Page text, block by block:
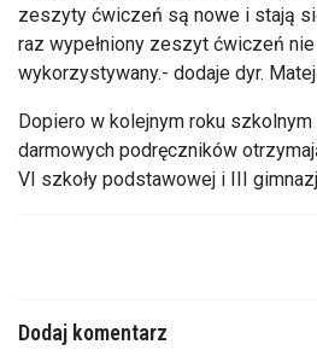
zeszyty ćwiczeń są nowe i stają
raz wypełniony zeszyt ćwiczeń
wykorzystywany.- dodaje dyr.
Dopiero w kolejnym roku
darmowych podręczników
VI szkoły podstawowej i III
Dodaj komentarz